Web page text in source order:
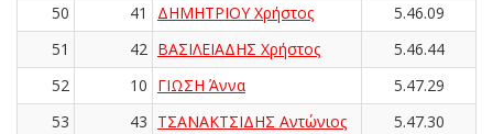
50
41 ΔΗΜΗΤΡΙΟΥ Χρήστος
5.46.09
51
42 ΒΑΣΙΛΕΙΑΔΗΣ Χρήστος
5.46.44
52
10 ΓΙΩΣΗ Άννα
5.47.29
53
43 ΤΣΑΝΑΚΤΣΙΔΗΣ Αντώνιος
5.47.30